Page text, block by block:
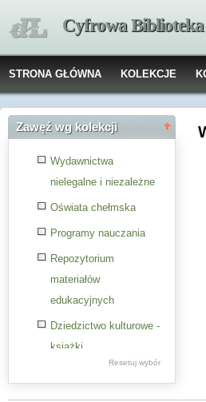
Cyfrowa Biblioteka
STRONA GŁÓWNA KOLEKCJE
Zawęź wg kolekcji
Wydawnictwa
nielegalne i niezależne
Oświata chełmska
Programy nauczania
Repozytorium
materiałów
edukacyjnych
Dziedzictwo kulturowe -
książki
Resetuj wybór